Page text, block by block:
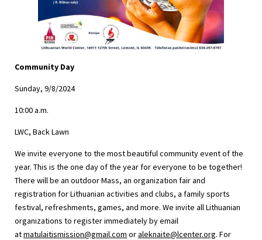
Community Day
Sunday, 9/8/2024
10:00 a.m.
LWC, Back Lawn
We invite everyone to the most beautiful community event of the
year. This is the one day of the year for everyone to be together!
There will be an outdoor Mass, an organization fair and
registration for Lithuanian activities and clubs, a family sports
festival, refreshments, games, and more. We invite all Lithuanian
organizations to register immediately by email
atmatulaitismission@gmail.com oraleknaite@lcenter.org. For